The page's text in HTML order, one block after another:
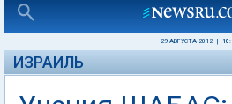
29 АВГУСТА 2012
ИЗРАИЛЬ